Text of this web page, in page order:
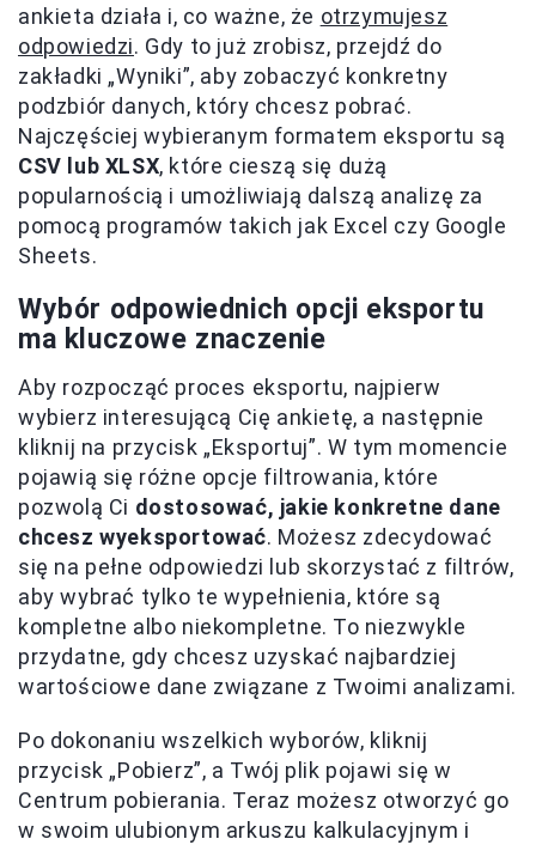
ankieta działa i, co ważne, że otrzymujesz
odpowiedzi. Gdy to już zrobisz, przejdź do
zakładki „Wyniki”, aby zobaczyć konkretny
podzbiór danych, który chcesz pobrać.
Najczęściej wybieranym formatem eksportu są
CSV lub XLSX, które cieszą się dużą
popularnością i umożliwiają dalszą analizę za
pomocą programów takich jak Excel czy Google
Sheets.
Wybór odpowiednich opcji eksportu
ma kluczowe znaczenie
Aby rozpocząć proces eksportu, najpierw
wybierz interesującą Cię ankietę, a następnie
kliknij na przycisk „Eksportuj”. W tym momencie
pojawią się różne opcje filtrowania, które
pozwolą Ci dostosować, jakie konkretne dane
chcesz wyeksportować. Możesz zdecydować
się na pełne odpowiedzi lub skorzystać z filtrów,
aby wybrać tylko te wypełnienia, które są
kompletne albo niekompletne. To niezwykle
przydatne, gdy chcesz uzyskać najbardziej
wartościowe dane związane z Twoimi analizami.
Po dokonaniu wszelkich wyborów, kliknij
przycisk „Pobierz”, a Twój plik pojawi się w
Centrum pobierania. Teraz możesz otworzyć go
w swoim ulubionym arkuszu kalkulacyjnym i